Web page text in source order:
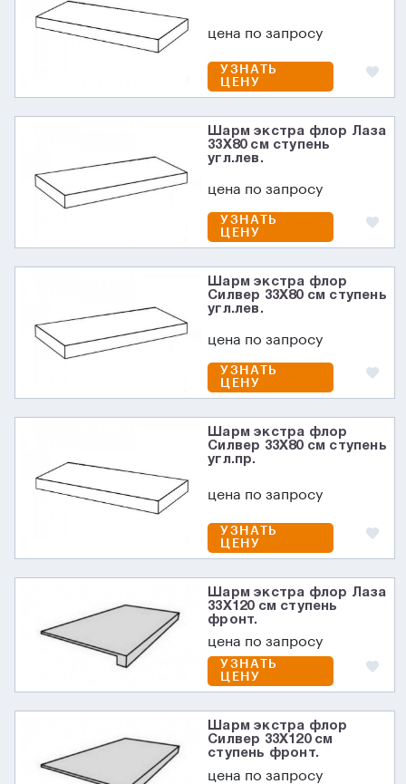
цена по запросу
УЗНАТЬ
ЦЕНУ
Шарм экстра флор Лаза
33X80 см ступень
угл.лев.
цена по запросу
УЗНАТЬ
ЦЕНУ
Шарм экстра флор
Силвер 33X80 см ступень
угл.лев.
цена по запросу
УЗНАТЬ
ЦЕНУ
Шарм экстра флор
Силвер 33X80 см ступень
угл.пр.
цена по запросу
УЗНАТЬ
ЦЕНУ
Шарм экстра флор Лаза
33X120 см ступень
фронт.
цена по запросу
УЗНАТЬ
ЦЕНУ
Шарм экстра флор
Силвер 33X120 см
ступень фронт.
цена по запросу